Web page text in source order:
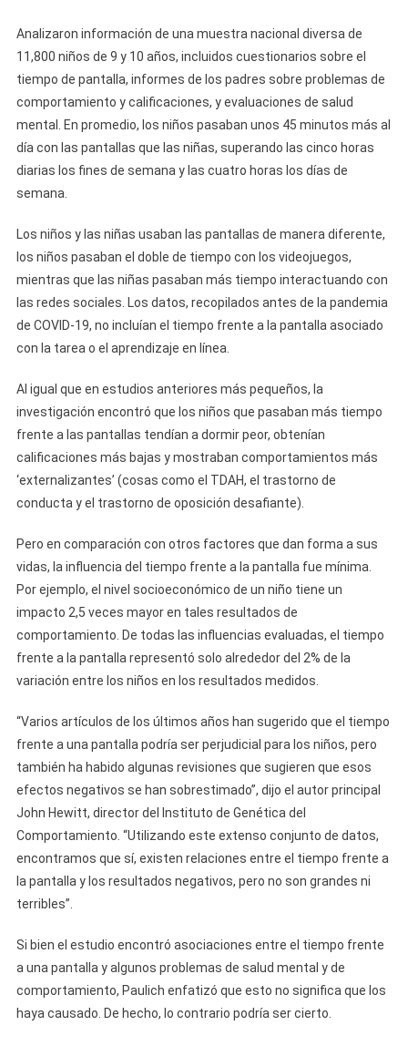
Analizaron información de una muestra nacional diversa de
11,800 niños de 9 y 10 años, incluidos cuestionarios sobre el
tiempo de pantalla, informes de los padres sobre problemas de
comportamiento y calificaciones, y evaluaciones de salud
mental. En promedio, los niños pasaban unos 45 minutos más al
día con las pantallas que las niñas, superando las cinco horas
diarias los fines de semana y las cuatro horas los días de
semana.
Los niños y las niñas usaban las pantallas de manera diferente,
los niños pasaban el doble de tiempo con los videojuegos,
mientras que las niñas pasaban más tiempo interactuando con
las redes sociales. Los datos, recopilados antes de la pandemia
de COVID-19, no incluían el tiempo frente a la pantalla asociado
con la tarea o el aprendizaje en línea.
Al igual que en estudios anteriores más pequeños, la
investigación encontró que los niños que pasaban más tiempo
frente a las pantallas tendían a dormir peor, obtenían
calificaciones más bajas y mostraban comportamientos más
‘externalizantes’ (cosas como el TDAH, el trastorno de
conducta y el trastorno de oposición desafiante).
Pero en comparación con otros factores que dan forma a sus
vidas, la influencia del tiempo frente a la pantalla fue mínima.
Por ejemplo, el nivel socioeconómico de un niño tiene un
impacto 2,5 veces mayor en tales resultados de
comportamiento. De todas las influencias evaluadas, el tiempo
frente a la pantalla representó solo alrededor del 2% de la
variación entre los niños en los resultados medidos.
“Varios artículos de los últimos años han sugerido que el tiempo
frente a una pantalla podría ser perjudicial para los niños, pero
también ha habido algunas revisiones que sugieren que esos
efectos negativos se han sobrestimado”, dijo el autor principal
John Hewitt, director del Instituto de Genética del
Comportamiento. “Utilizando este extenso conjunto de datos,
encontramos que sí, existen relaciones entre el tiempo frente a
la pantalla y los resultados negativos, pero no son grandes ni
terribles”.
Si bien el estudio encontró asociaciones entre el tiempo frente
a una pantalla y algunos problemas de salud mental y de
comportamiento, Paulich enfatizó que esto no significa que los
haya causado. De hecho, lo contrario podría ser cierto.